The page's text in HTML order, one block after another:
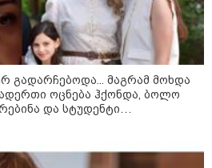
გადარჩებოდა... მაგრამ მოხდა
ოცნება ჰქონდა, ბოლო
და სტუდენტი